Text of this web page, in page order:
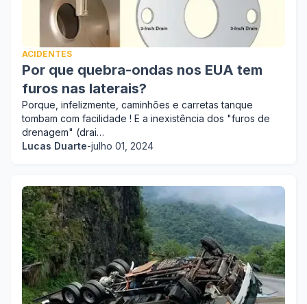
ACIDENTES
Por que quebra-ondas nos EUA tem
furos nas laterais?
Porque, infelizmente, caminhões e carretas tanque
tombam com facilidade ! E a inexistência dos "furos de
drenagem" (drai…
Lucas Duarte-julho 01, 2024